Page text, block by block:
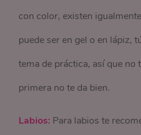
con color, existen
puede ser en gel o en lápiz,
tema de práctica, así que no
primera no te da bien.
Labios: Para labios te